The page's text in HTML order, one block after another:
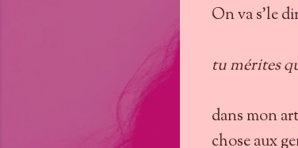
On va s'le
tu mérites
dans mon
chose aux